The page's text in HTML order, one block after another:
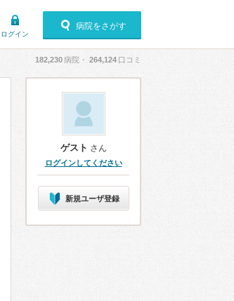
ログイン
病院をさがす
182,230病院・ 264,124 口コミ
ゲスト さん
ログインしてください
新規ユーザ登録